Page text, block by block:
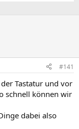
#141
Tastatur und vor
schnell können wir
dabei also